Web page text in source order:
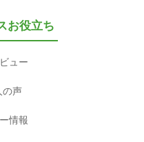
お役立ち
ュー
の声
情報